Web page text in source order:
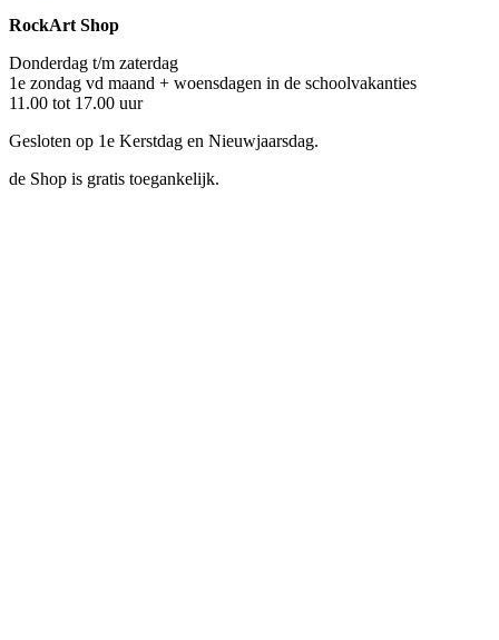
RockArt Shop
Donderdag t/m zaterdag
1e zondag vd maand + woensdagen in de schoolvakanties
11.00 tot 17.00 uur
Gesloten op 1e Kerstdag en Nieuwjaarsdag.
de Shop is gratis toegankelijk.